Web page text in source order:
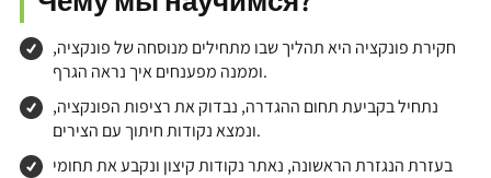
חקירת פונקציה היא תהליך שבו מתחילים מנוסחה של פונקציה,
וממנה מפענחים איך נראה הגרף.
נתחיל בקביעת תחום ההגדרה, נבדוק את רציפות הפונקציה,
ונמצא נקודות חיתוך עם הצירים.
בעזרת הנגזרת הראשונה, נאתר נקודות קיצון ונקבע את תחומי